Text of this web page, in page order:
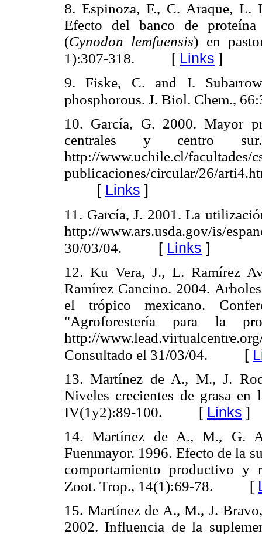
8. Espinoza, F., C. Araque, L.
Efecto del banco de
(Cynodon lemfuensis) en
1):307-318. [ Links ]
9. Fiske, C. and I.
phosphorous. J. Biol. Chem.,
10. García, G. 2000. Mayor
centrales y centro
http://www.uchile.cl/facultades/
publicaciones/circular/26/
[ Links ]
11. García, J. 2001. La
http://www.ars.usda.gov/is/
30/03/04. [ Links ]
12. Ku Vera, J., L. Ramírez
Ramírez Cancino. 2004.
el trópico mexicano.
"Agroforestería para la
http://
Consultado el 31/03/04. [
13. Martínez de A., M., J.
Niveles crecientes de grasa
IV(1y2):89-100. [ Links ]
14. Martínez de A., M., G.
Fuenmayor. 1996. Efecto de la
comportamiento productivo y
Zoot. Trop., 14(1):69-78. [
15. Martínez de A., M., J.
2002. Influencia de la